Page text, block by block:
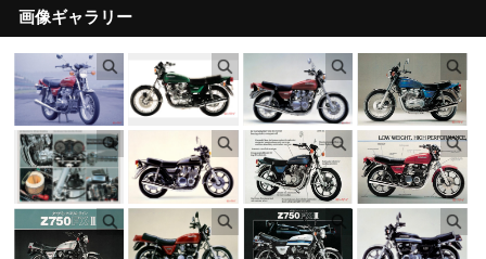
画像ギャラリー